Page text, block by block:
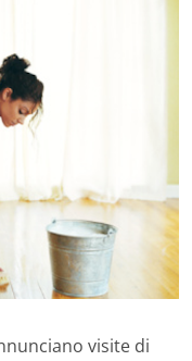
visite di